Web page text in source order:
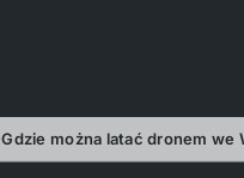
Gdzie można latać dronem we